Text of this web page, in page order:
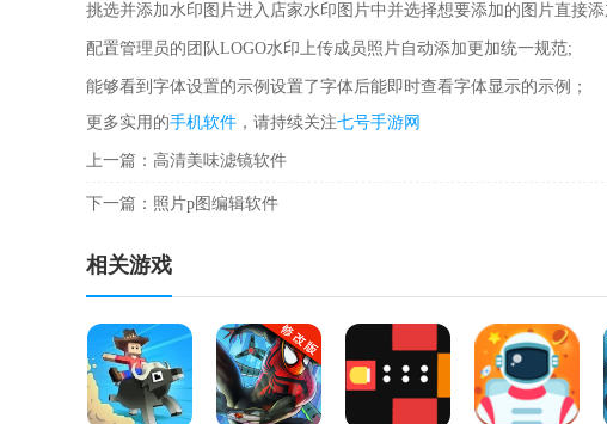
挑选并添加水印图片进入店家水印图片中并选择想要添加的图片直接添
配置管理员的团队LOGO水印上传成员照片自动添加更加统一规范;
能够看到字体设置的示例设置了字体后能即时查看字体显示的示例；
更多实用的手机软件 ，请持续关注七号手游网
上一篇： 高清美味滤镜软件
下一篇： 照片p图编辑软件
相关游戏